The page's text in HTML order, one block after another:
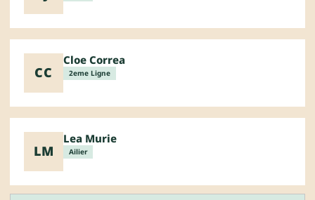
CC
Cloe Correa
2eme Ligne
LM
Lea Murie
Ailier